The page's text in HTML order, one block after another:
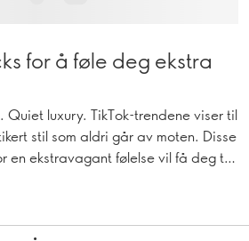
for å føle deg ekstra
Quiet luxury. TikTok-trendene viser til
stil som aldri går av moten. Disse
en ekstravagant følelse vil få deg til